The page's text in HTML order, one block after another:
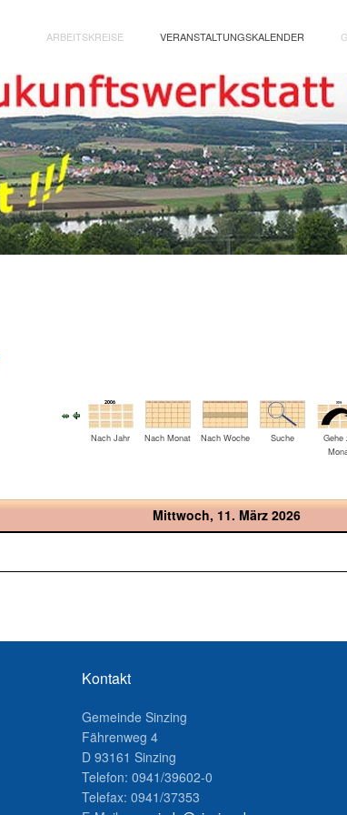
ARBEITSKREISE VERANSTALTUNGSKALENDER
Nach Jahr Nach Monat Nach Woche Suche
Gehe
Mittwoch, 11. März 2026
Kontakt
Gemeinde Sinzing
Fährenweg 4
D 93161 Sinzing
Telefon: 0941/39602-0
Telefax: 0941/37353